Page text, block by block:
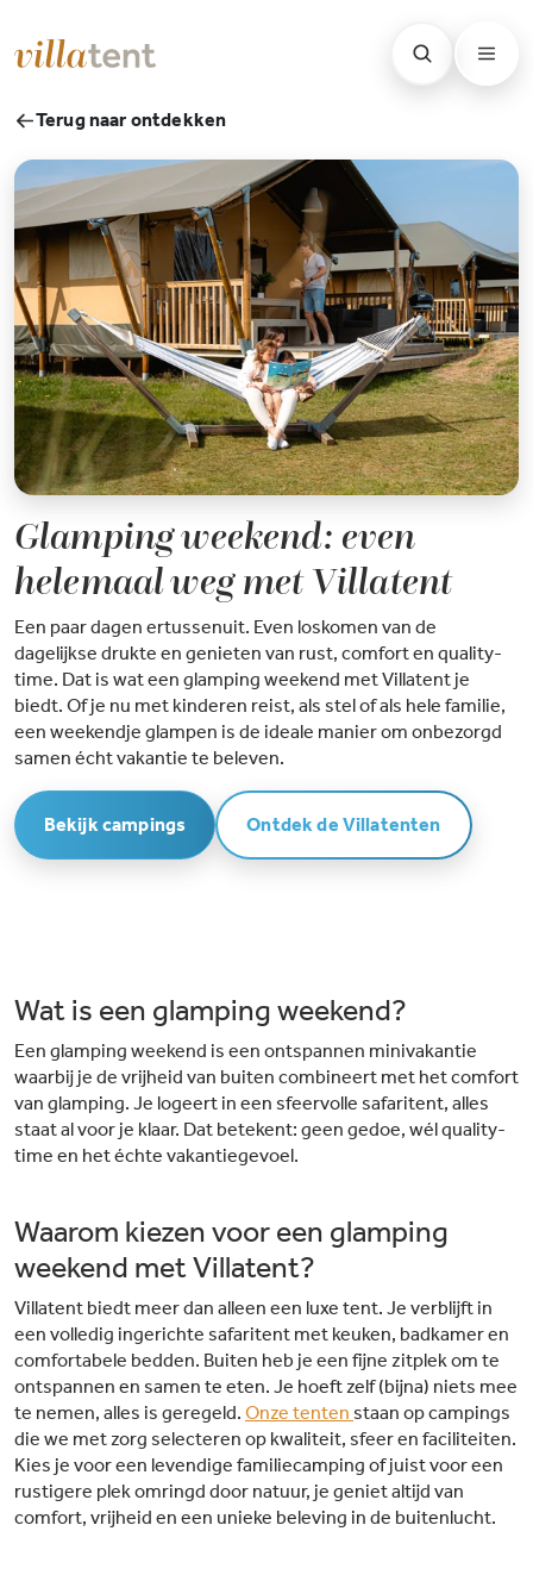
Terug naar ontdekken
Glamping weekend: even
helemaal weg met Villatent
Een paar dagen ertussenuit. Even loskomen van de
dagelijkse drukte en genieten van rust, comfort en quality-
time. Dat is wat een glamping weekend met Villatent je
biedt. Of je nu met kinderen reist, als stel of als hele familie,
een weekendje glampen is de ideale manier om onbezorgd
samen écht vakantie te beleven.
Bekijk campings Ontdek de Villatenten
Wat is een glamping weekend?
Een glamping weekend is een ontspannen minivakantie
waarbij je de vrijheid van buiten combineert met het comfort
van glamping. Je logeert in een sfeervolle safaritent, alles
staat al voor je klaar. Dat betekent: geen gedoe, wél quality-
time en het échte vakantiegevoel.
Waarom kiezen voor een glamping
weekend met Villatent?
Villatent biedt meer dan alleen een luxe tent. Je verblijft in
een volledig ingerichte safaritent met keuken, badkamer en
comfortabele bedden. Buiten heb je een fijne zitplek om te
ontspannen en samen te eten. Je hoeft zelf (bijna) niets mee
te nemen, alles is geregeld. Onze tenten staan op campings
die we met zorg selecteren op kwaliteit, sfeer en faciliteiten.
Kies je voor een levendige familiecamping of juist voor een
rustigere plek omringd door natuur, je geniet altijd van
comfort, vrijheid en een unieke beleving in de buitenlucht.